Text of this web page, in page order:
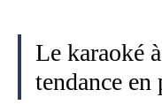
Le karaoké
tendance en